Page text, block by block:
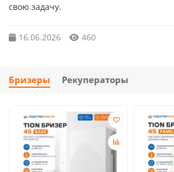
свою задачу.
16.06.2026 460
Бризеры Рекуператоры